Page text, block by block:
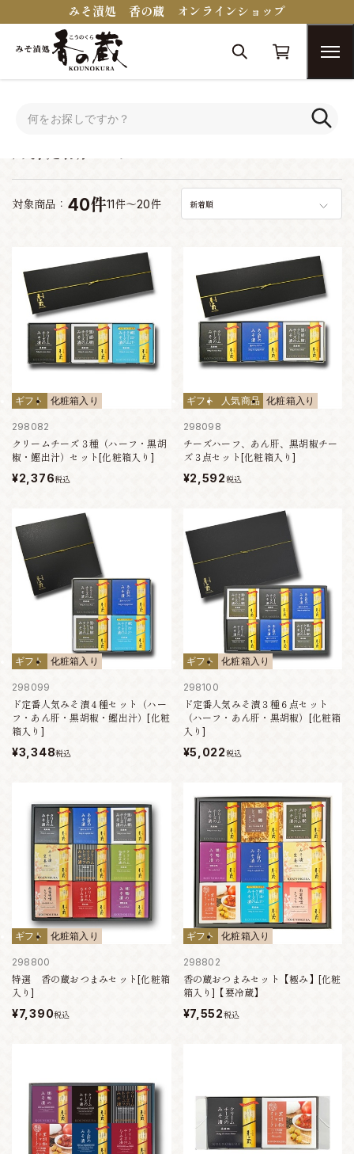
みそ漬処 香の蔵 オンラインショップ
対象商品： 40件11件～20件 新着順
ギフト 化粧箱入り
298082
クリームチーズ３種（ハーフ・黒胡
椒・鰹出汁）セット[化粧箱入り]
¥2,376税込
ギフト 人気商品 化粧箱入り
298098
チーズハーフ、あん肝、黒胡椒チー
ズ３点セット[化粧箱入り]
¥2,592税込
ギフト 化粧箱入り
298099
ド定番人気みそ漬４種セット（ハー
フ・あん肝・黒胡椒・鰹出汁）[化粧
箱入り]
¥3,348税込
ギフト 化粧箱入り
298100
ド定番人気みそ漬３種６点セット
（ハーフ・あん肝・黒胡椒）[化粧箱
入り]
¥5,022税込
ギフト 化粧箱入り
298800
特選 香の蔵おつまみセット[化粧箱
入り]
¥7,390税込
ギフト 化粧箱入り
298802
香の蔵おつまみセット【極み】[化粧
箱入り]【要冷蔵】
¥7,552税込